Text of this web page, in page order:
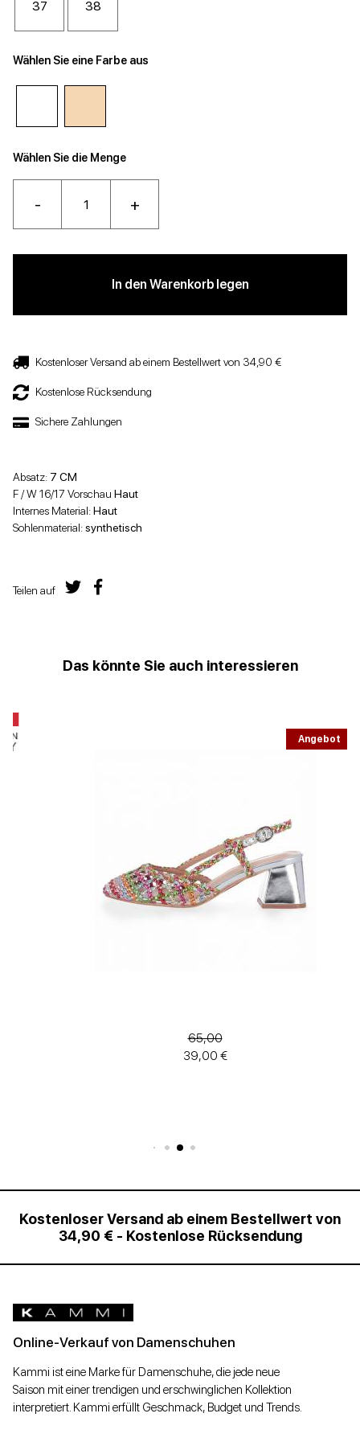
37 38
Wählen Sie eine Farbe aus
Wählen Sie die Menge
- +
In den Warenkorb legen
Kostenloser Versand ab einem Bestellwert von 34,90 €
Kostenlose Rücksendung
Sichere Zahlungen
Absatz: 7 CM
F / W 16/17 Vorschau Haut
Internes Material:Haut
Sohlenmaterial:synthetisch
Teilen auf
Das könnte Sie auch interessieren
Angebot
65,00
39,00 €
Kostenloser Versand ab einem Bestellwert von
34,90 € - Kostenlose Rücksendung
Online-Verkauf von Damenschuhen
Kammi ist eine Marke für Damenschuhe, die jede neue
Saison mit einer trendigen und erschwinglichen Kollektion
interpretiert. Kammi erfüllt Geschmack, Budget und Trends.